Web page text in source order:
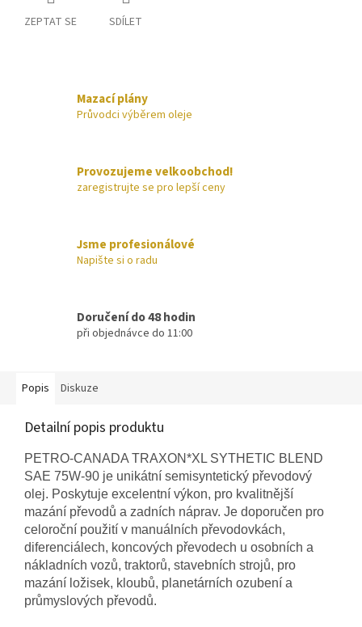
ZEPTAT SE SDÍLET
Mazací plány
Průvodci výběrem oleje
Provozujeme velkoobchod!
zaregistrujte se pro lepší ceny
Jsme profesionálové
Napište si o radu
Doručení do 48 hodin
při objednávce do 11:00
Popis Diskuze
Detailní popis produktu
PETRO-CANADA TRAXON*XL SYTHETIC BLEND
SAE 75W-90 je unikátní semisyntetický převodový
olej. Poskytuje excelentní výkon, pro kvalitnější
mazání převodů a zadních náprav. Je doporučen pro
celoroční použití v manuálních převodovkách,
diferenciálech, koncových převodech u osobních a
nákladních vozů, traktorů, stavebních strojů, pro
mazání ložisek, kloubů, planetárních ozubení a
průmyslových převodů.